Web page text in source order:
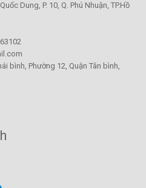
Dung, P. 10, Q. Phú Nhuận, TP.Hồ
bình, Phường 12, Quận Tân bình,